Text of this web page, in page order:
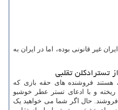
غیر قانونی بوده، اما در ایران به
تقلبی
هستند فروشنده های حقه بازی که
و با ادعای تستر عطر خوشبو
فروشند. حال اگر شما می خواهید یک